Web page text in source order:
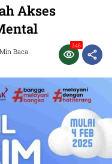
Akses
Baca
346